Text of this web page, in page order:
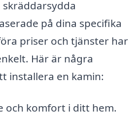
på dina specifika
priser och tjänster har
Här är några
installera en kamin:
och komfort i ditt hem.